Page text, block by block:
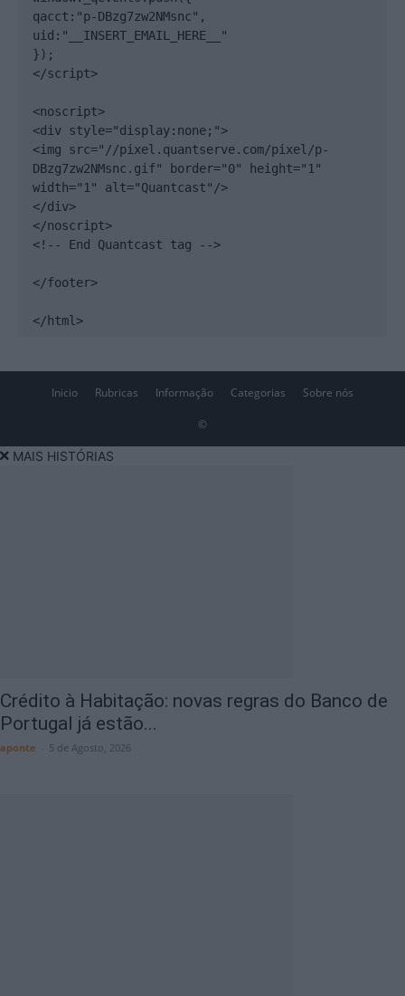
qacct:"p-DBzg7zw2NMsnc",
uid:"__INSERT_EMAIL_HERE__"
});
</script>
<noscript>
<div style="display:none;">
<img src="//pixel.quantserve.com/pixel/p-
DBzg7zw2NMsnc.gif" border="0" height="1"
width="1" alt="Quantcast"/>
</div>
</noscript>
<!-- End Quantcast tag -->
</footer>
</html>
Inicio Rubricas Informação Categorias Sobre nós
©
MAIS HISTÓRIAS
Crédito à Habitação: novas regras do Banco de
Portugal já estão...
aponte 5 de Agosto, 2026